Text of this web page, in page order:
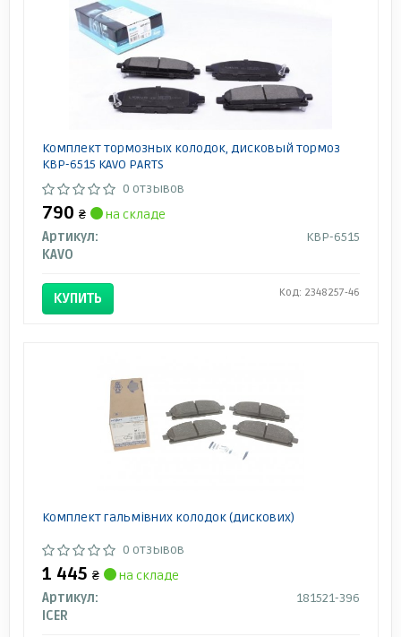
Комплект тормозных колодок, дисковый тормоз
KBP-6515 KAVO PARTS
0 отзывов
790 ₴
на складе
Артикул:
KBP-6515
KAVO
КУПИТЬ Код: 2348257-46
Комплект гальмівних колодок (дискових)
0 отзывов
1 445 ₴
на складе
Артикул:
181521-396
ICER